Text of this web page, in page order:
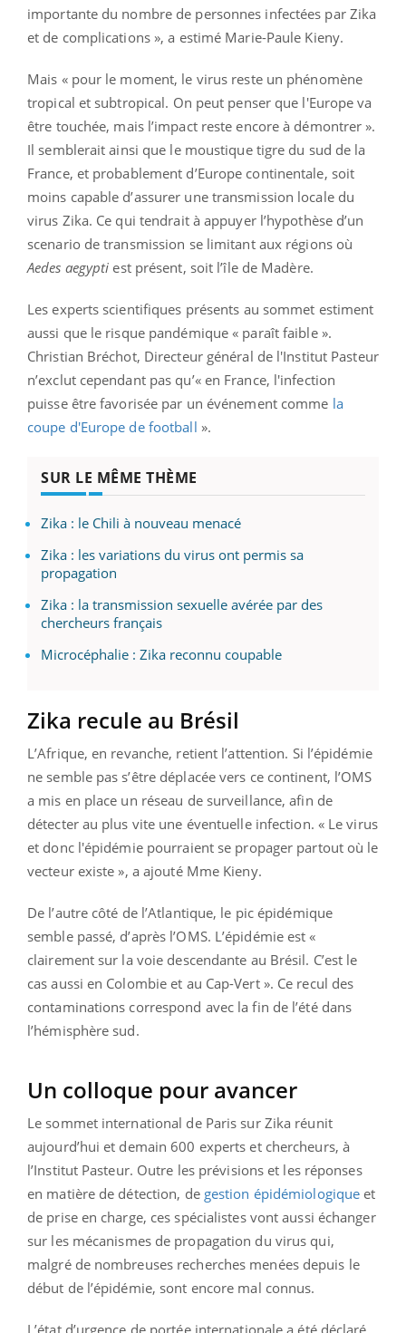
importante du nombre de personnes infectées par Zika
et de complications », a estimé Marie-Paule Kieny.
Mais « pour le moment, le virus reste un phénomène
tropical et subtropical. On peut penser que l'Europe va
être touchée, mais l’impact reste encore à démontrer ».
Il semblerait ainsi que le moustique tigre du sud de la
France, et probablement d’Europe continentale, soit
moins capable d’assurer une transmission locale du
virus Zika. Ce qui tendrait à appuyer l’hypothèse d’un
scenario de transmission se limitant aux régions où
Aedes aegypti est présent, soit l’île de Madère.
Les experts scientifiques présents au sommet estiment
aussi que le risque pandémique « paraît faible ».
Christian Bréchot, Directeur général de l'Institut Pasteur
n’exclut cependant pas qu’« en France, l'infection
puisse être favorisée par un événement comme la
coupe d'Europe de football ».
SUR LE MÊME THÈME
Zika : le Chili à nouveau menacé
Zika : les variations du virus ont permis sa
propagation
Zika : la transmission sexuelle avérée par des
chercheurs français
Microcéphalie : Zika reconnu coupable
Zika recule au Brésil
L’Afrique, en revanche, retient l’attention. Si l’épidémie
ne semble pas s’être déplacée vers ce continent, l’OMS
a mis en place un réseau de surveillance, afin de
détecter au plus vite une éventuelle infection. « Le virus
et donc l'épidémie pourraient se propager partout où le
vecteur existe », a ajouté Mme Kieny.
De l’autre côté de l’Atlantique, le pic épidémique
semble passé, d’après l’OMS. L’épidémie est «
clairement sur la voie descendante au Brésil. C’est le
cas aussi en Colombie et au Cap-Vert ». Ce recul des
contaminations correspond avec la fin de l’été dans
l’hémisphère sud.
Un colloque pour avancer
Le sommet international de Paris sur Zika réunit
aujourd’hui et demain 600 experts et chercheurs, à
l’Institut Pasteur. Outre les prévisions et les réponses
en matière de détection, degestion épidémiologique et
de prise en charge, ces spécialistes vont aussi échanger
sur les mécanismes de propagation du virus qui,
malgré de nombreuses recherches menées depuis le
début de l’épidémie, sont encore mal connus.
L’état d’urgence de portée internationale a été déclaré